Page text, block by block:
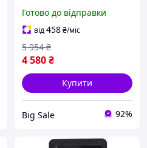
для установки в шафу
мийка з штучного
каменю
Готово до відправки
від458₴/міс
4 580₴
5 954 ₴
Купити
Big Sale 92%